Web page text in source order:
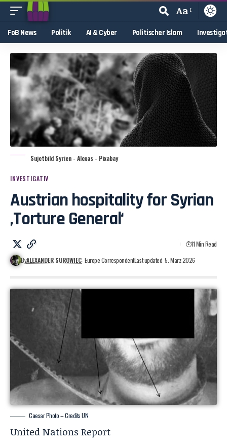
Aa
FoB News Politik AI & Cyber Politischer Islam
Sujetbild Syrien - Alexas - Pixabay
INVESTIGATIV
Austrian hospitality for Syrian
‚Torture General‘
ByALEXANDER SUROWIEC- Europe CorrespondentLast updated: 5. März 2026
11 Min Read
Caesar Photo – Credits UN
United Nations Report